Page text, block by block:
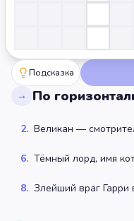
Подсказка
→ По
2. Великан —
6. Тёмный лорд, имя
8. Злейший враг Гарри